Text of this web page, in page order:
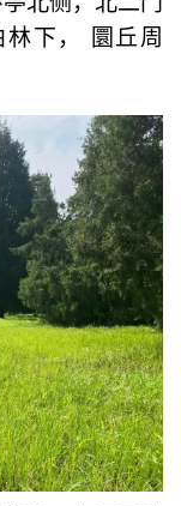
下， 圜丘周